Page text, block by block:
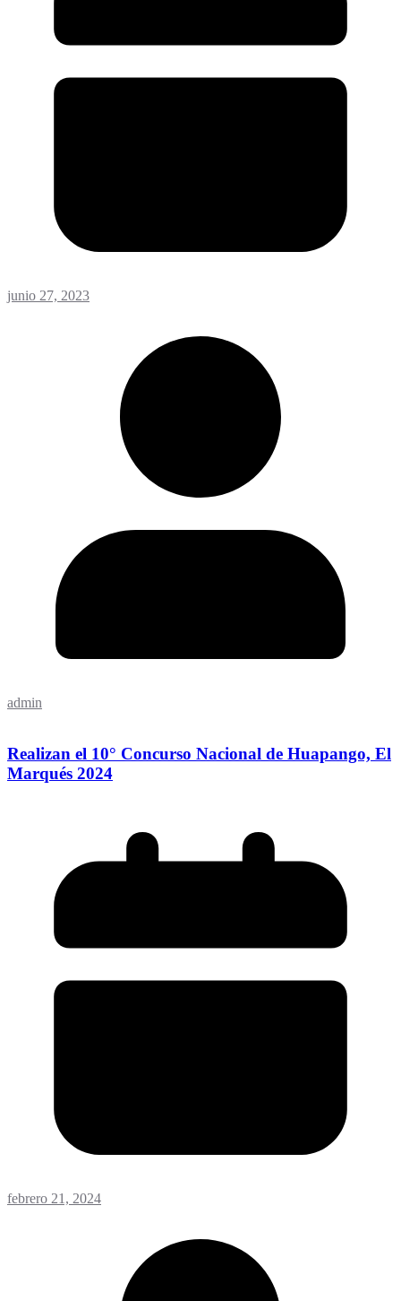
junio 27, 2023
admin
Realizan el 10° Concurso Nacional de Huapango, El
Marqués 2024
febrero 21, 2024